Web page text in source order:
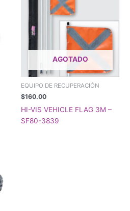
AGOTADO
EQUIPO DE RECUPERACIÓN
$160.00
HI-VIS VEHICLE FLAG 3M –
SF80-3839